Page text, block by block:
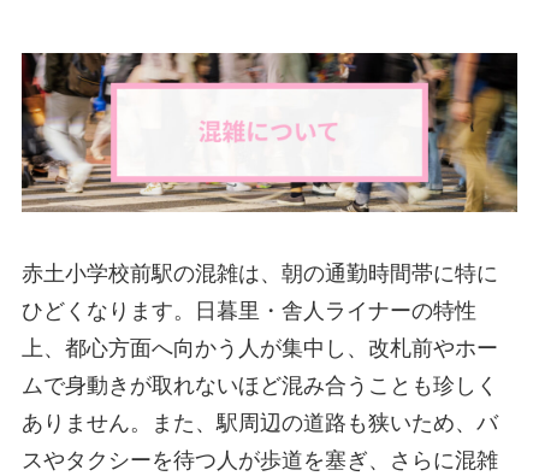
赤土小学校前駅の混雑は、朝の通勤時間帯に特に
ひどくなります。日暮里・舎人ライナーの特性
上、都心方面へ向かう人が集中し、改札前やホー
ムで身動きが取れないほど混み合うことも珍しく
ありません。また、駅周辺の道路も狭いため、バ
スやタクシーを待つ人が歩道を塞ぎ、さらに混雑